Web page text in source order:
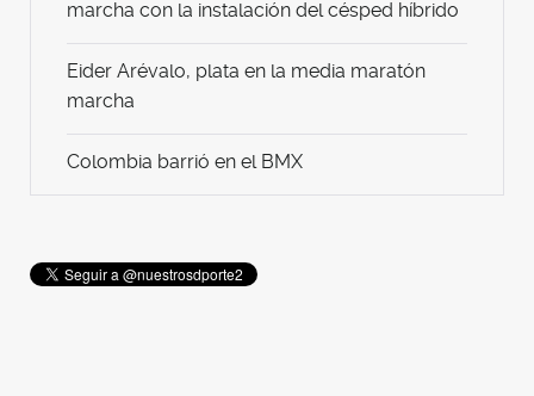
marcha con la instalación del césped híbrido
Eider Arévalo, plata en la media maratón
marcha
Colombia barrió en el BMX